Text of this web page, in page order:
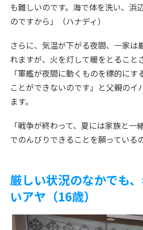
も難しいのです。海で体を洗い、浜
のですから」（ハナディ）
さらに、気温が下がる夜間、一家は
れますが、火を灯して暖をとること
「軍艦が夜間に動くものを標的にす
ことができないのです」と父親のイ
ます。
「戦争が終わって、夏には家族と一
でのんびりできることを願っている
厳しい状況のなかでも
いアヤ（16歳）